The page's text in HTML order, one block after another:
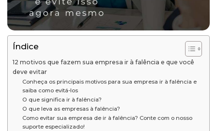
Índice
12 motivos que fazem sua empresa ir à falência e que você
deve evitar
Conheça os principais motivos para sua empresa ir à falência e
saiba como evitá-los
O que significa ir à falência?
O que leva as empresas à falência?
Como evitar sua empresa de ir à falência? Conte com o nosso
suporte especializado!